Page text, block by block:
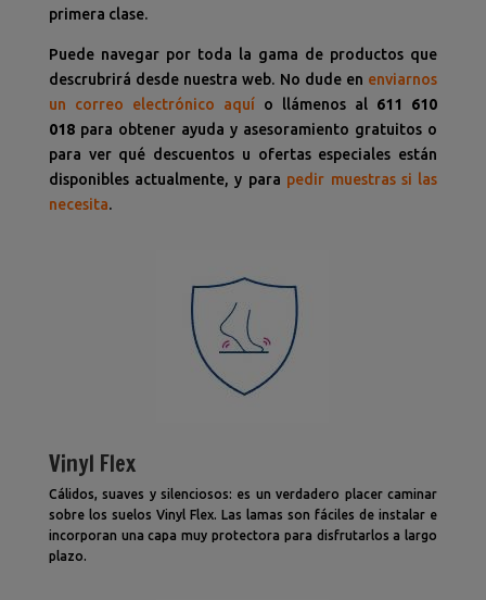
primera clase.
Puede navegar por toda la gama de productos que
descrubrirá desde nuestra web. No dude en enviarnos
un correo electrónico aquío llámenos al 611 610
018para obtener ayuda y asesoramiento gratuitos o
para ver qué descuentos u ofertas especiales están
disponibles actualmente, y para pedir muestras si las
necesita.
Vinyl Flex
Cálidos, suaves y silenciosos: es un verdadero placer caminar
sobre los suelos Vinyl Flex. Las lamas son fáciles de instalar e
incorporan una capa muy protectora para disfrutarlos a largo
plazo.